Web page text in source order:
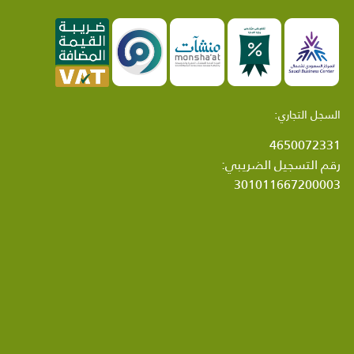
السجل التجاري:
4650072331
رقم التسجيل الضريبي:
301011667200003